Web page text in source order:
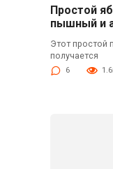
Простой
пышный и
Этот простой
получается
6